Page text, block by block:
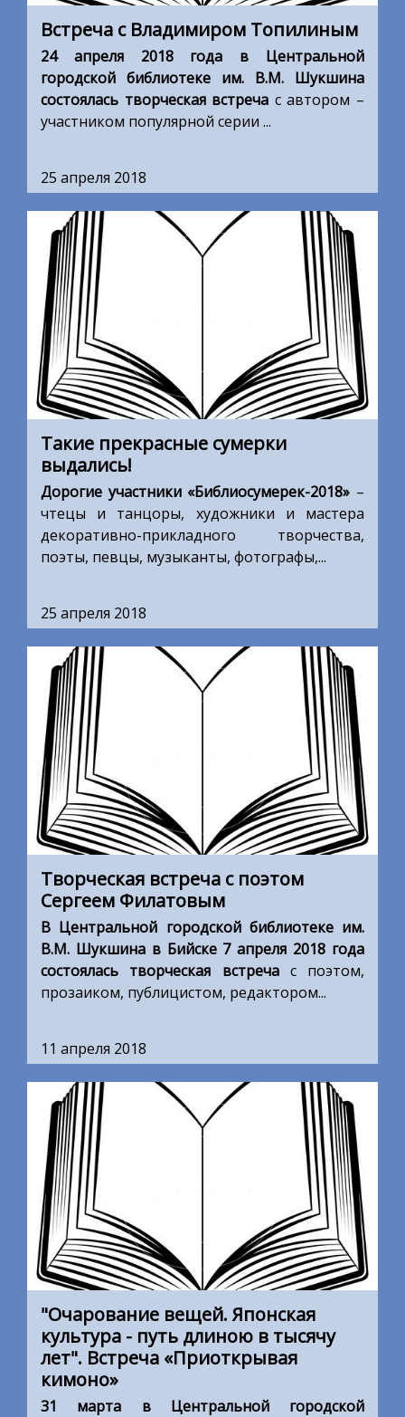
Встреча с Владимиром Топилиным
24 апреля 2018 года в Центральной
городской библиотеке им. В.М. Шукшина
состоялась творческая встреча с автором –
участником популярной серии ...
25 апреля 2018
Такие прекрасные сумерки
выдались!
Дорогие участники «Библиосумерек-2018» –
чтецы и танцоры, художники и мастера
декоративно-прикладного творчества,
поэты, певцы, музыканты, фотографы,...
25 апреля 2018
Творческая встреча с поэтом
Сергеем Филатовым
В Центральной городской библиотеке им.
В.М. Шукшина в Бийске 7 апреля 2018 года
состоялась творческая встречас поэтом,
прозаиком, публицистом, редактором...
11 апреля 2018
"Очарование вещей. Японская
культура - путь длиною в тысячу
лет". Встреча «Приоткрывая
кимоно»
31 марта в Центральной городской